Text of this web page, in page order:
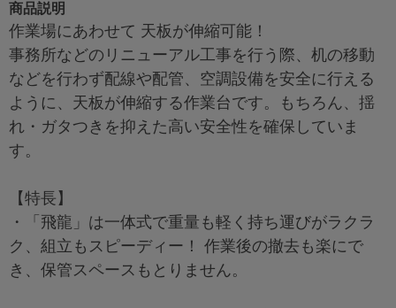
商品説明
作業場にあわせて 天板が伸縮可能！
事務所などのリニューアル工事を行う際、机の移動
などを行わず配線や配管、空調設備を安全に行える
ように、天板が伸縮する作業台です。もちろん、揺
れ・ガタつきを抑えた高い安全性を確保していま
す。
【特長】
・「飛龍」は一体式で重量も軽く持ち運びがラクラ
ク、組立もスピーディー！ 作業後の撤去も楽にで
き、保管スペースもとりません。